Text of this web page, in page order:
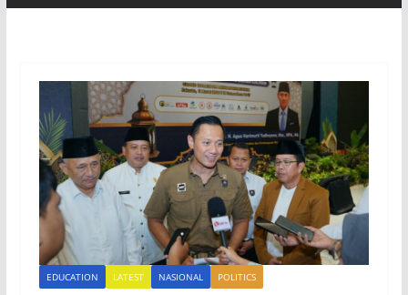
EDUCATION LATEST NASIONAL POLITICS